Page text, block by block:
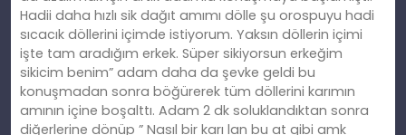
Hadii daha hızlı sik dağıt amımı dölle şu orospuyu hadi
sıcacık döllerini içimde istiyorum. Yaksın döllerin içimi
işte tam aradığım erkek. Süper sikiyorsun erkeğim
sikicim benim” adam daha da şevke geldi bu
konuşmadan sonra böğürerek tüm döllerini karımın
amının içine boşalttı. Adam 2 dk soluklandıktan sonra
diğerlerine dönüp ” Nasıl bir karı lan bu at gibi amk